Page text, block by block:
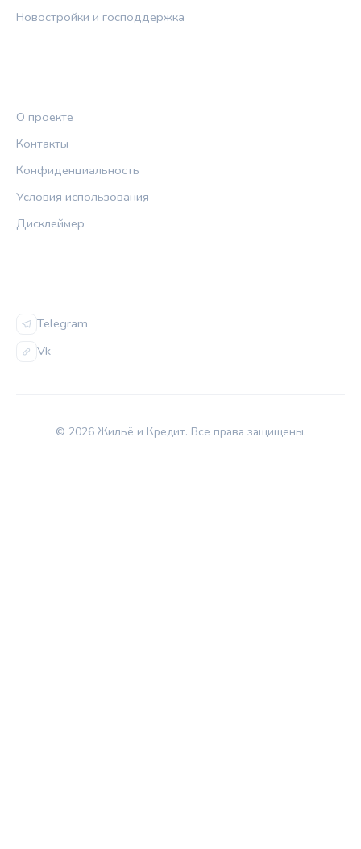
Новостройки и господдержка
О проекте
Контакты
Конфиденциальность
Условия использования
Дисклеймер
Telegram
Vk
© 2026 Жильё и Кредит. Все права защищены.